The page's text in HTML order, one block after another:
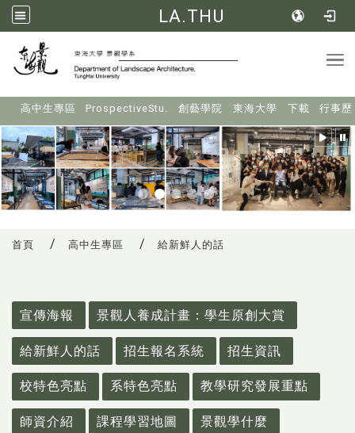
LA.THU
高中生專區 ProspectiveStu. 創藝學院 東海大學 下載 行事歷
首頁 高中生專區 給新鮮人的話
宣傳海報
景觀人養成計畫：學生原創大賞
給新鮮人的話 招生報名系統 招生資訊
校特色亮點 系特色亮點 教學研究發展重點
師資介紹 課程學習地圖 景觀學什麼